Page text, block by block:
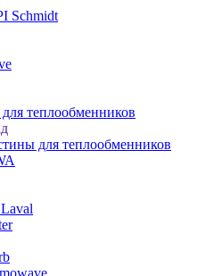
Schmidt
теплообменников
для теплообменников